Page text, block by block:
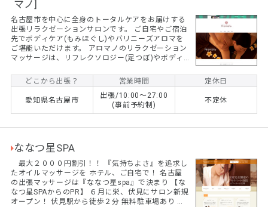
マノ]
名古屋市を中心に全身のトータルケアをお届けする
出張リラクゼーションサロンです。 ご自宅やご宿泊
先でボディケア(もみほぐし)やバリニーズアロマを
ご堪能いただけます。 アロマノのリラクゼーション
マッサージは、リフレクソロジー(足つぼ)やボディ
ルを使用したリンパドレナージュと、バリニーズマ
ッサージを融合させた独自のトリートメント技術で
す。 足つぼ、ボディ、アロマ、フェイシャル、ドラ
イヘッドスパ、全身トータルにホリスティックケア
がご堪能いただけるのは、名古屋で当店が初。 15年
どこから出張？ 営業時間 定休日
愛知県名古屋市
出張/10:00～27:00
(事前予約制)
不定休
ななつ星SPA
最大２０００円割引！！ 『気持ちよさ』を追求し
たオイルマッサージを ホテル、ご自宅で！ 名古屋
の出張マッサージは『ななつ星spa』で決まり 【な
なつ星SPAからのPR】 ６月に栄、伏見にサロン新規
オープン！ 伏見駅から徒歩２分 無料駐車場あり 完